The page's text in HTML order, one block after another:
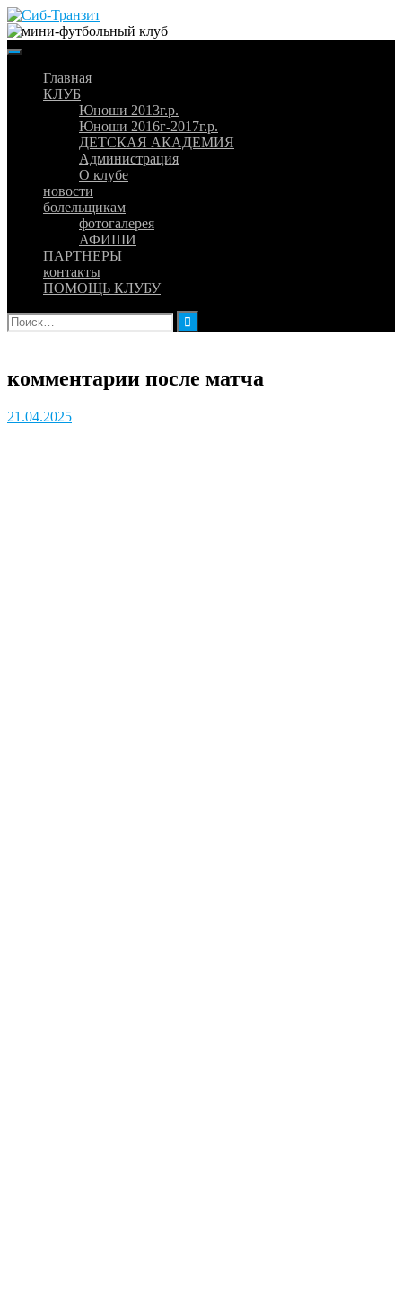
Skip
to
content
Главная
КЛУБ
Юноши 2013г.р.
Юноши 2016г-2017г.р.
ДЕТСКАЯ АКАДЕМИЯ
Администрация
О клубе
новости
болельщикам
фотогалерея
АФИШИ
ПАРТНЕРЫ
контакты
ПОМОЩЬ КЛУБУ
Найти:
комментарии после матча
21.04.2025